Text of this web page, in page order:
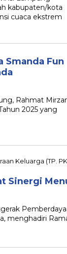
kabupaten/kota
cuaca ekstrem
Smanda Fun
Rahmat
2025 yang
Sinergi
menghadiri